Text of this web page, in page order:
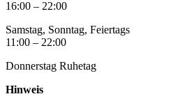
16:00 – 22:00
Samstag, Sonntag, Feiertags
11:00 – 22:00
Donnerstag Ruhetag
Hinweis